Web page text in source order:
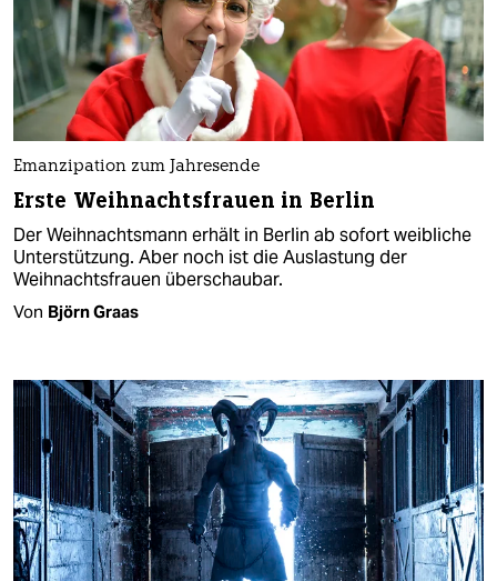
Emanzipation zum Jahresende
Erste Weihnachtsfrauen in Berlin
Der Weihnachtsmann erhält in Berlin ab sofort weibliche
Unterstützung. Aber noch ist die Auslastung der
Weihnachtsfrauen überschaubar.
Von Björn Graas